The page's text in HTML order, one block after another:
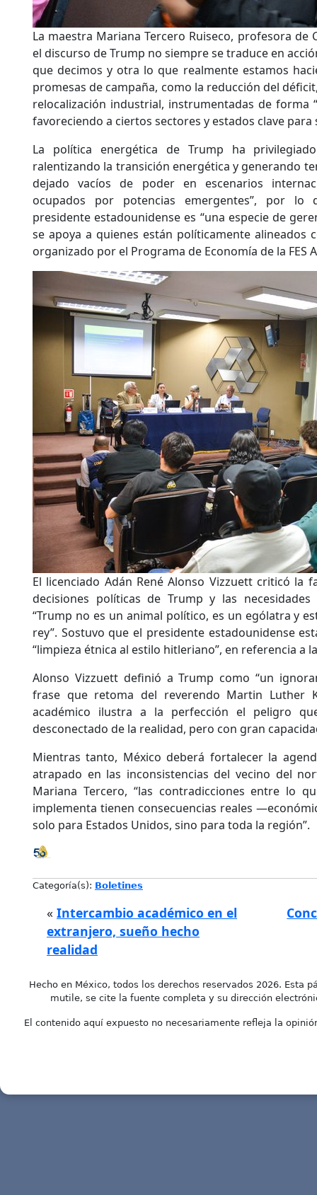
La maestra Mariana Tercero Ruiseco, profesora de
el discurso de Trump no siempre se traduce en
que decimos y otra lo que realmente estamos
promesas de campaña, como la reducción del
relocalización industrial, instrumentadas de forma
favoreciendo a ciertos sectores y estados clave
La política energética de Trump ha
ralentizando la transición energética y generando
dejado vacíos de poder en escenarios
ocupados por potencias emergentes”, por lo
presidente estadounidense es “una especie de
se apoya a quienes están políticamente alineados
organizado por el Programa de Economía de la FES
El licenciado Adán René Alonso Vizzuett criticó la
decisiones políticas de Trump y las
“Trump no es un animal político, es un ególatra y
rey”. Sostuvo que el presidente estadounidense
“limpieza étnica al estilo hitleriano”, en referencia a
Alonso Vizzuett definió a Trump como “un
frase que retoma del reverendo Martin Luther
académico ilustra a la perfección el peligro
desconectado de la realidad, pero con gran
Mientras tanto, México deberá fortalecer la
atrapado en las inconsistencias del vecino del
Mariana Tercero, “las contradicciones entre lo
implementa tienen consecuencias reales
solo para Estados Unidos, sino para toda la región”.
Categoría(s): Boletines
« Intercambio académico en el
extranjero, sueño hecho
realidad
Hecho en México, todos los derechos reservados 2026. Esta
mutile, se cite la fuente completa y su dirección
El contenido aquí expuesto no necesariamente refleja la